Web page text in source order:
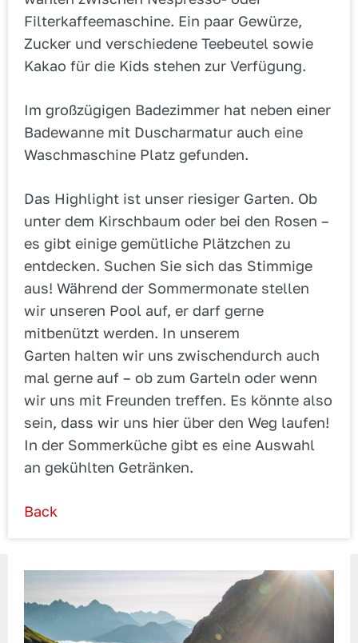
Filterkaffeemaschine. Ein paar Gewürze,
Zucker und verschiedene Teebeutel sowie
Kakao für die Kids stehen zur Verfügung.
Im großzügigen Badezimmer hat neben einer
Badewanne mit Duscharmatur auch eine
Waschmaschine Platz gefunden.
Das Highlight ist unser riesiger Garten. Ob
unter dem Kirschbaum oder bei den Rosen –
es gibt einige gemütliche Plätzchen zu
entdecken. Suchen Sie sich das Stimmige
aus! Während der Sommermonate stellen
wir unseren Pool auf, er darf gerne
mitbenützt werden. In unserem
Garten halten wir uns zwischendurch auch
mal gerne auf – ob zum Garteln oder wenn
wir uns mit Freunden treffen. Es könnte also
sein, dass wir uns hier über den Weg laufen!
In der Sommerküche gibt es eine Auswahl
an gekühlten Getränken.
Back